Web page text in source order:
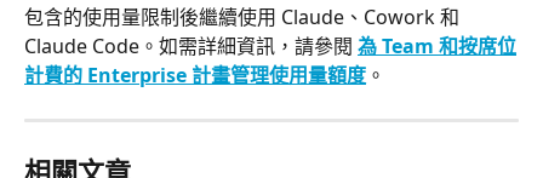
包含的使用量限制後繼續使用 Claude、Cowork 和
Claude Code。如需詳細資訊，請參閱 為 Team 和按席位
計費的 Enterprise 計畫管理使用量額度 。
相關文章